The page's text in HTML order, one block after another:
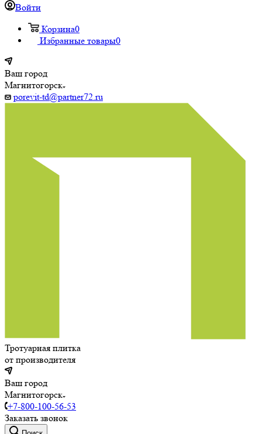
Войти
Корзина0
Избранные товары0
Ваш город
Магнитогорск
porevit-td@partner72.ru
Тротуарная плитка
от производителя
Ваш город
Магнитогорск
+7-800-100-56-53
Заказать звонок